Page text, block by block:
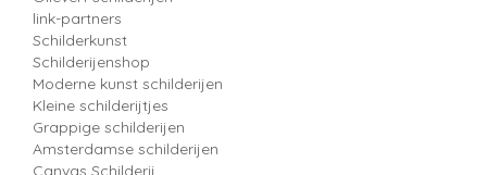
link-partners
Schilderkunst
Schilderijenshop
Moderne kunst schilderijen
Kleine schilderijtjes
Grappige schilderijen
Amsterdamse schilderijen
Canvas Schilderij